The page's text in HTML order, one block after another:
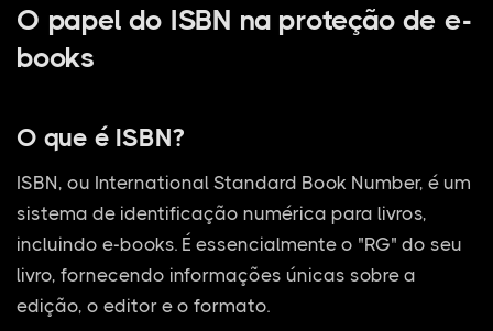
O papel do ISBN na proteção de e-
books
O que é ISBN?
ISBN, ou International Standard Book Number, é um
sistema de identificação numérica para livros,
incluindo e-books. É essencialmente o "RG" do seu
livro, fornecendo informações únicas sobre a
edição, o editor e o formato.